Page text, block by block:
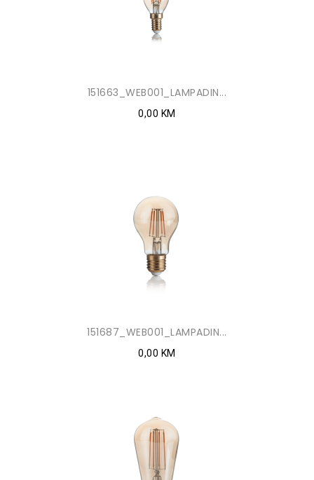
151663_WEB001_LAMPADIN...
0,00 KM
151687_WEB001_LAMPADIN...
0,00 KM